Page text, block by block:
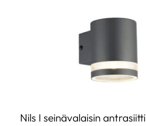
Nils I seinävalaisin antrasiitti